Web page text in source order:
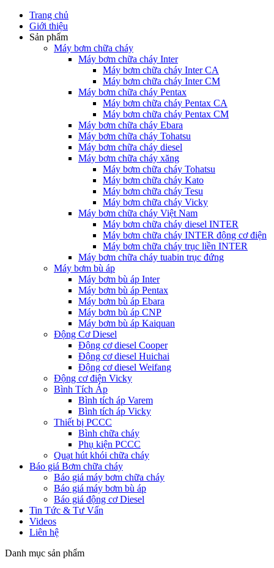
Trang chủ
Giới thiệu
Sản phẩm
Máy bơm chữa cháy
Máy bơm chữa cháy Inter
Máy bơm chữa cháy Inter CA
Máy bơm chữa cháy Inter CM
Máy bơm chữa cháy Pentax
Máy bơm chữa cháy Pentax CA
Máy bơm chữa cháy Pentax CM
Máy bơm chữa cháy Ebara
Máy bơm chữa cháy Tohatsu
Máy bơm chữa cháy diesel
Máy bơm chữa cháy xăng
Máy bơm chữa cháy Tohatsu
Máy bơm chữa cháy Kato
Máy bơm chữa cháy Tesu
Máy bơm chữa cháy Vicky
Máy bơm chữa cháy Việt Nam
Máy bơm chữa cháy diesel INTER
Máy bơm chữa cháy INTER động cơ điện
Máy bơm chữa cháy trục liền INTER
Máy bơm chữa cháy tuabin trục đứng
Máy bơm bù áp
Máy bơm bù áp Inter
Máy bơm bù áp Pentax
Máy bơm bù áp Ebara
Máy bơm bù áp CNP
Máy bơm bù áp Kaiquan
Động Cơ Diesel
Động cơ diesel Cooper
Động cơ diesel Huichai
Động cơ diesel Weifang
Động cơ điện Vicky
Bình Tích Áp
Bình tích áp Varem
Bình tích áp Vicky
Thiết bị PCCC
Bình chữa cháy
Phụ kiện PCCC
Quạt hút khói chữa cháy
Báo giá Bơm chữa cháy
Báo giá máy bơm chữa cháy
Báo giá máy bơm bù áp
Báo giá động cơ Diesel
Tin Tức & Tư Vấn
Videos
Liên hệ
Danh mục sản phẩm